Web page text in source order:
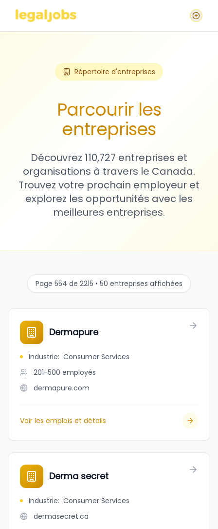
Répertoire d'entreprises
Parcourir les
entreprises
Découvrez 110,727 entreprises et
organisations à travers le Canada.
Trouvez votre prochain employeur et
explorez les opportunités avec les
meilleures entreprises.
Page 554 de 2215 • 50 entreprises affichées
Dermapure
Industrie: Consumer Services
201-500 employés
dermapure.com
Voir les emplois et détails
Derma secret
Industrie: Consumer Services
dermasecret.ca